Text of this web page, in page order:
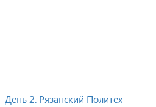
День 2. Рязанский Политех